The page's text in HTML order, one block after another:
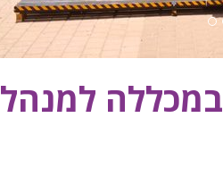
המכולה הניידת של HP במכללה למנהל